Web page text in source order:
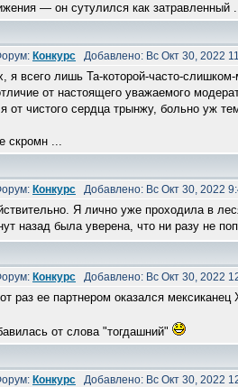
— он сутулился как затравленный
Конкурс Добавлено: Вс Окт 30, 2022
я всего лишь Та-которой-часто-слишком-
от настоящего уважаемого
от чистого сердца трынжу, больно уж
скромн ...
Конкурс Добавлено: Вс Окт 30, 2022
Я лично уже проходила в
назад была уверена, что ни разу не
Конкурс Добавлено: Вс Окт 30, 2022
раз ее партнером оказался
от слова "тогдашний"
Конкурс Добавлено: Вс Окт 30, 2022